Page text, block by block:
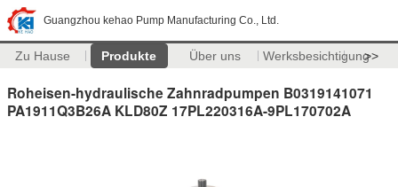
Guangzhou kehao Pump Manufacturing Co., Ltd.
Zu Hause Produkte Über uns Werksbesichtigung>>
Roheisen-hydraulische Zahnradpumpen B0319141071
PA1911Q3B26A KLD80Z 17PL220316A-9PL170702A